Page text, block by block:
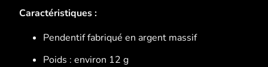
Caractéristiques :
Pendentif fabriqué en argent massif
Poids : environ 12 g